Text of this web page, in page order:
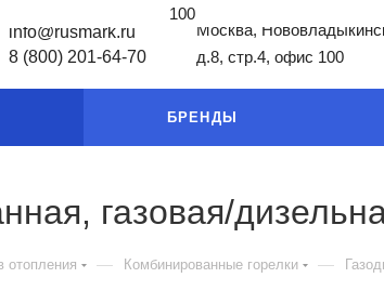
info@rusmark.ru
8 (800) 201-64-70
Москва,
д.8, стр.4, офис 100
БРЕНДЫ
100
газовая/
отопления — Комбинированные горелки —